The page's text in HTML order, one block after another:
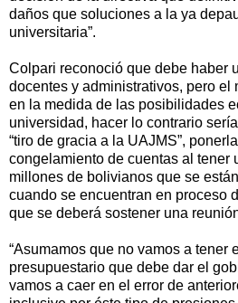
daños que soluciones a la ya
universitaria”.
Colpari reconoció que debe haber
docentes y administrativos, pero el
en la medida de las posibilidades
universidad, hacer lo contrario
“tiro de gracia a la UAJMS”,
congelamiento de cuentas al tener
millones de bolivianos que se
cuando se encuentran en proceso
que se deberá sostener una
“Asumamos que no vamos a tener
presupuestario que debe dar el
vamos a caer en el error de